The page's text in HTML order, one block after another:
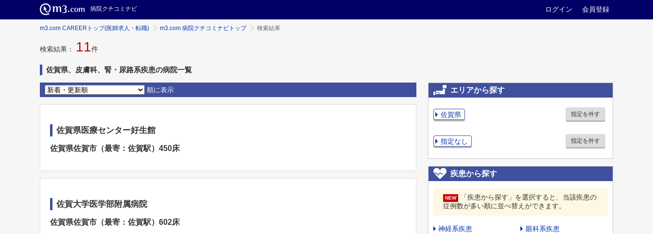
病院クチコミナビ ログイン 会員登録
m3.com CAREERトップ(医師求人・転職) m3.com 病院クチコミナビトップ 検索結果
検索結果： 11件
佐賀県、皮膚科、腎・尿路系疾患の病院一覧
順に表示
佐賀県医療センター好生館
佐賀県佐賀市（最寄：佐賀駅）450床
佐賀大学医学部附属病院
佐賀県佐賀市（最寄：佐賀駅）602床
エリアから探す
佐賀県 指定を外す
指定なし 指定を外す
疾患から探す
NEW
「疾患から探す」を選択すると、当該疾患の
症例数が多い順に並べ替えができます。
神経系疾患
眼科系疾患